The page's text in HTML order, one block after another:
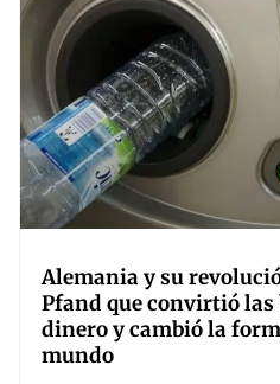
Alemania y su
Pfand que convirtió las
dinero y cambió la
mundo